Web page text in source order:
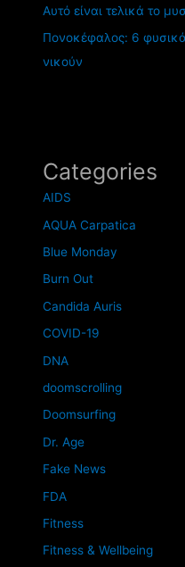
Αυτό είναι τελικά το
Πονοκέφαλος: 6
νικούν
Categories
AIDS
AQUA Carpatica
Blue Monday
Burn Out
Candida Auris
COVID-19
DNA
doomscrolling
Doomsurfing
Dr. Age
Fake News
FDA
Fitness
Fitness & Wellbeing